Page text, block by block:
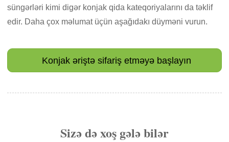
süngərləri kimi digər konjak qida kateqoriyalarını da təklif
edir. Daha çox məlumat üçün aşağıdakı düyməni vurun.
Konjak əriştə sifariş etməyə başlayın
Sizə də xoş gələ bilər